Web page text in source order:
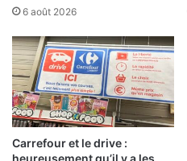
6 août 2026
Carrefour et le drive :